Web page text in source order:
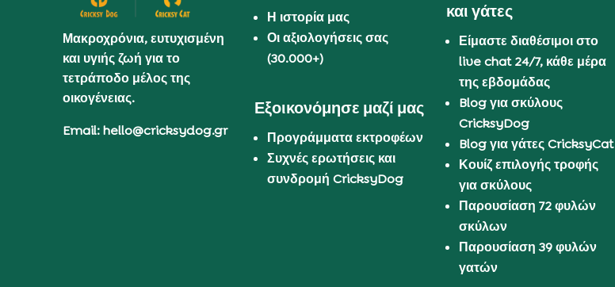
Μακροχρόνια, ευτυχισμένη
και υγιής ζωή για το
τετράποδο μέλος της
οικογένειας.
Email: hello@cricksydog.gr
Η ιστορία μας
Οι αξιολογήσεις σας
(30.000+)
Εξοικονόμησε μαζί μας
Προγράμματα εκτροφέων
Συχνές ερωτήσεις και
συνδρομή CricksyDog
και γάτες
Είμαστε διαθέσιμοι στο
live chat 24/7, κάθε μέρα
της εβδομάδας
Blog για σκύλους
CricksyDog
Blog για γάτες CricksyCat
Κουίζ επιλογής τροφής
για σκύλους
Παρουσίαση 72 φυλών
σκύλων
Παρουσίαση 39 φυλών
γατών